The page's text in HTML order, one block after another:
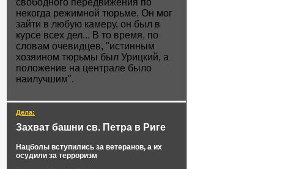
свободного передвижения по
некогда режимной тюрьме. Он мог
зайти в любую камеру, он был в
курсе всех дел... В то время, по
словам очевидцев, "истинным
хозяином тюрьмы был Урицкий, а
положение на централе было
наилучшим".
Дела:
Захват башни св. Петра в Риге
Нацболы вступились за ветеранов, а их
осудили за терроризм